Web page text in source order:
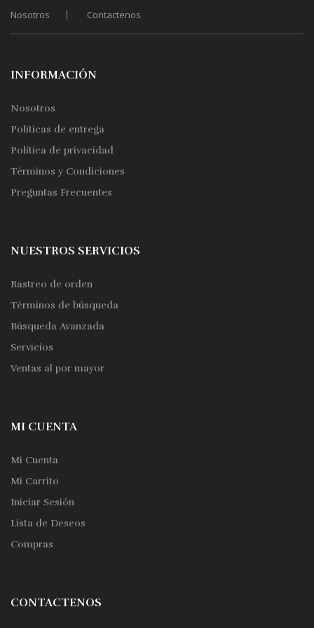
la
Nosotros
Contactenos
INFORMACIÓN
Nosotros
Politicas de entrega
Política de privacidad
Términos y Condiciones
Preguntas Frecuentes
NUESTROS SERVICIOS
Rastreo de orden
Términos de búsqueda
Búsqueda Avanzada
Servicios
Ventas al por mayor
MI CUENTA
Mi Cuenta
Mi Carrito
Iniciar Sesión
Lista de Deseos
Compras
CONTACTENOS